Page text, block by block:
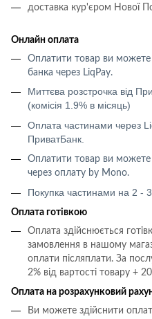
доставка кур'єром Нової
Онлайн оплата
Оплатити товар ви можете
банка через LiqPay.
Миттєва розстрочка від
(комісія 1.9% в місяць)
Оплата частинами через
ПриватБанк.
Оплатити товар ви можете
через оплату by Mono.
Покупка частинами на 2 -
Оплата готівкою
Оплата здійснюється
замовлення в нашому
оплати післяплати. За
2% від вартості товару +
Оплата на розрахунковий
Ви можете здійснити